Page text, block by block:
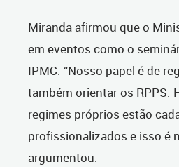
Miranda afirmou que o
em eventos como o
IPMC. “Nosso papel é de
também orientar os RPPS.
regimes próprios estão
profissionalizados e isso é
argumentou.